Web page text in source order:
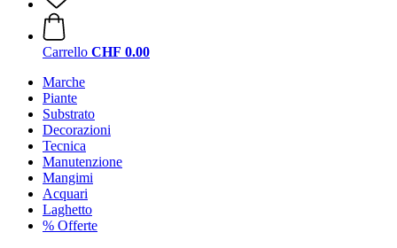
Carrello CHF 0.00
Marche
Piante
Substrato
Decorazioni
Tecnica
Manutenzione
Mangimi
Acquari
Laghetto
% Offerte